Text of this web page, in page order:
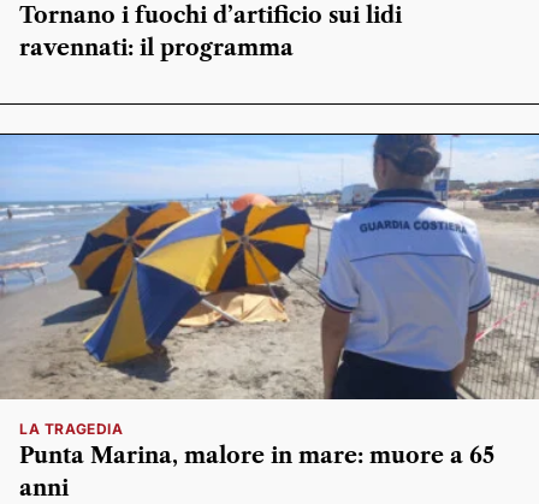
Tornano i fuochi d’artificio sui lidi
ravennati: il programma
LA TRAGEDIA
Punta Marina, malore in mare: muore a 65
anni